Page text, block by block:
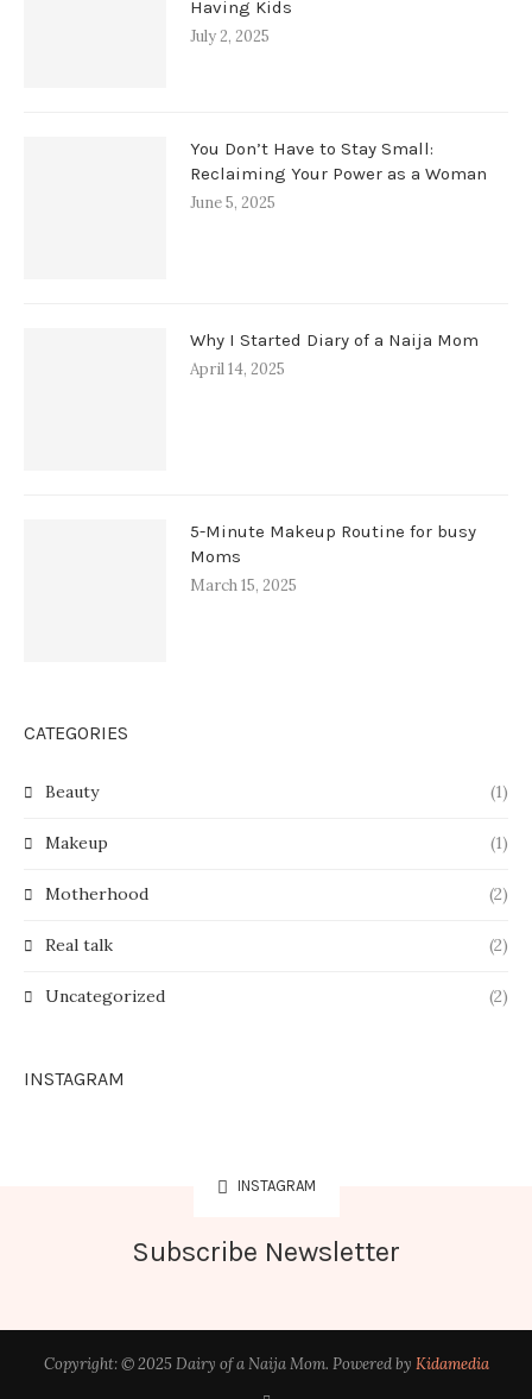
Having Kids
July 2, 2025
You Don’t Have to Stay Small:
Reclaiming Your Power as a Woman
June 5, 2025
Why I Started Diary of a Naija Mom
April 14, 2025
5-Minute Makeup Routine for busy
Moms
March 15, 2025
CATEGORIES
Beauty (1)
Makeup (1)
Motherhood (2)
Real talk (2)
Uncategorized (2)
INSTAGRAM
INSTAGRAM
Subscribe Newsletter
Copyright: © 2025 Dairy of a Naija Mom. Powered by Kidamedia